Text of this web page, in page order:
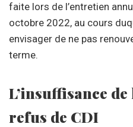
faite lors de l’entretien
octobre 2022, au cours
envisager de ne pas
terme.
L’insuffisance
refus de CDI